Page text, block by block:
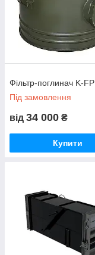
Фільтр-поглинач K-FP
Під замовлення
від 34 000 ₴
Купити